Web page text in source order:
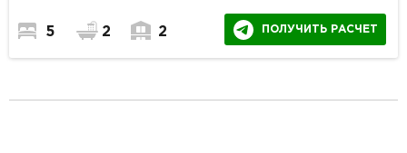
5 2 2 ПОЛУЧИТЬ РАСЧЕТ